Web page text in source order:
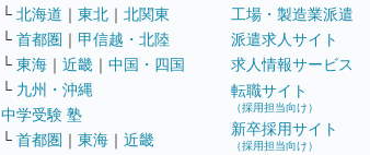
└ 北海道 ｜ 東北 ｜ 北関東
└ 首都圏 ｜ 甲信越・北陸
└ 東海 ｜ 近畿 ｜ 中国・四国
└ 九州・沖縄
中学受験 塾
└ 首都圏 ｜ 東海 ｜ 近畿
工場・製造業派遣
派遣求人サイト
求人情報サービス
転職サイト
（採用担当向け）
新卒採用サイト
（採用担当向け）